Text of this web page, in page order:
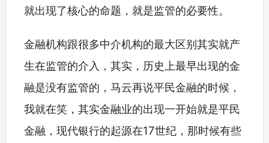
就出现了核心的命题，就是监管的必要性。
金融机构跟很多中介机构的最大区别其实就产
生在监管的介入，其实，历史上最早出现的金
融是没有监管的，马云再说平民金融的时候，
我就在笑，其实金融业的出现一开始就是平民
金融，现代银行的起源在17世纪，那时候有些